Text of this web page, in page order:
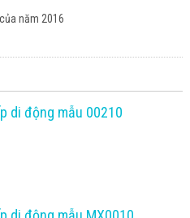
năm 2016
di động mẫu 00210